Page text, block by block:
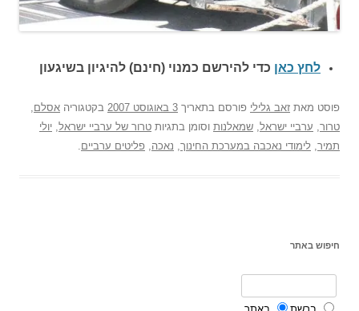
לחץ כאן כדי להירשם כמנוי (חינם) להיגיון בשיגעון
פוסט מאת זאב גלילי פורסם בתאריך 3 באוגוסט 2007 בקטגוריה אסלם
טרור ערביי ישראל שמאלנות וסומן בתגיות טרור של ערביי ישראל יולי
תמיר לימודי נאכבה במערכת החינוך נאכה פליטים ערביים
חיפוש באתר